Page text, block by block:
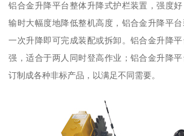
铝合金升降平台整体升降式护栏装置，强度
输时大幅度地降低整机高度，铝合金升降平
一次升降即可完成装配或拆卸。铝合金升降
强，适合于两人同时登高作业；铝合金升降
订制成各种非标产品，以满足不同需要。